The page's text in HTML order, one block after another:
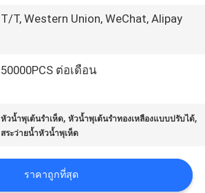
T/T, Western Union, WeChat, Alipay
50000PCS ต่อเดือน
หัวน้ำพุเต้นรำเห็ด,หัวน้ำพุเต้นรำทองเหลืองแบบปรับได้,
สระว่ายน้ำหัวน้ำพุเห็ด
ราคาถูกที่สุด